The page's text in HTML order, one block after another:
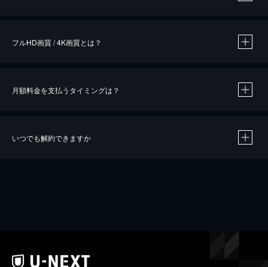
※40％ポイント還元の対象は、クレジットカード決済による作品の購入 / レンタルです。
フルHD画質 / 4K画質とは？
月額料金を支払うタイミングは？
いつでも解約できますか